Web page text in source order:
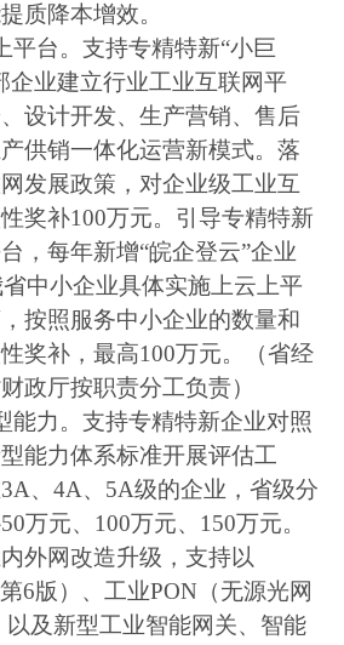
质降本增效。
平台。支持专精特新“小巨
企业建立行业工业互联网平
设计开发、生产营销、售后
供销一体化运营新模式。落
发展政策，对企业级工业互
奖补100万元。引导专精特新
，每年新增“皖企登云”企业
中小企业具体实施上云上平
按照服务中小企业的数量和
奖补，最高100万元。（省经
政厅按职责分工负责）
能力。支持专精特新企业对照
能力体系标准开展评估工
、4A、5A级的企业，省级分
万元、100万元、150万元。
外网改造升级，支持以
6版）、工业PON（无源光网
及新型工业智能网关、智能